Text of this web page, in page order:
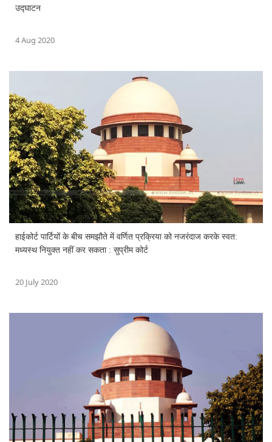
उद्घाटन
4 Aug 2020
हाईकोर्ट पार्टियों के बीच समझौते में वर्णित प्रक्रिया को नजरंदाज करके स्वत:
मध्यस्थ नियुक्त नहीं कर सकता : सुप्रीम कोर्ट
20 July 2020